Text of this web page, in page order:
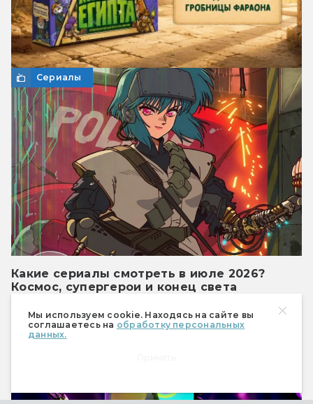
Мы используем cookie. Находясь на сайте вы
соглашаетесь на обработку персональных
данных.
Сериалы
Какие сериалы смотреть в июле 2026?
Космос, супергерои и конец света
Сериалы